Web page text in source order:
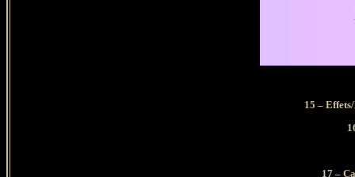
15 –
17 –